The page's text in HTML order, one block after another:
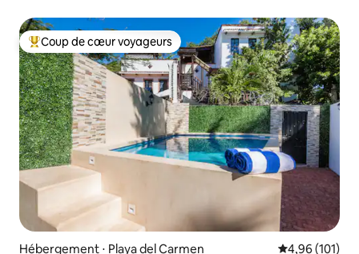
Coups de cœur voyageurs les plus appréciés
Coup de cœur voyageurs
Hébergement ⋅ Playa del Carmen Évaluation
4,96 (101)